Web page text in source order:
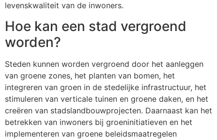
levenskwaliteit van de inwoners.
Hoe kan een stad vergroend
worden?
Steden kunnen worden vergroend door het aanleggen
van groene zones, het planten van bomen, het
integreren van groen in de stedelijke infrastructuur, het
stimuleren van verticale tuinen en groene daken, en het
creëren van stadslandbouwprojecten. Daarnaast kan het
betrekken van inwoners bij groeninitiatieven en het
implementeren van groene beleidsmaatregelen